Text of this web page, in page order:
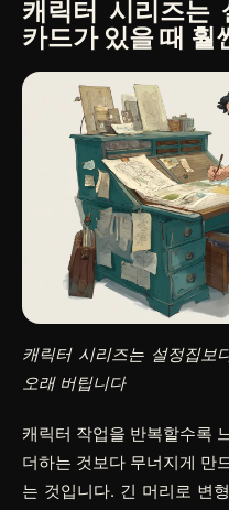
캐릭터 시리즈는
카드가 있을 때 훨
캐릭터 시리즈는 설정집보
오래 버팁니다
캐릭터 작업을 반복할수록
더하는 것보다 무너지게 만
는 것입니다. 긴 머리로 변